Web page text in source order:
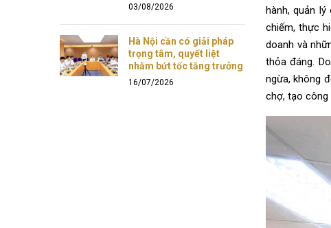
03/08/2026
Hà Nội cần có giải pháp
trọng tâm, quyết liệt
nhằm bứt tốc tăng trưởng
16/07/2026
hành, quản
chiếm, thực
doanh và
thỏa đáng.
ngừa, không
chợ, tạo công